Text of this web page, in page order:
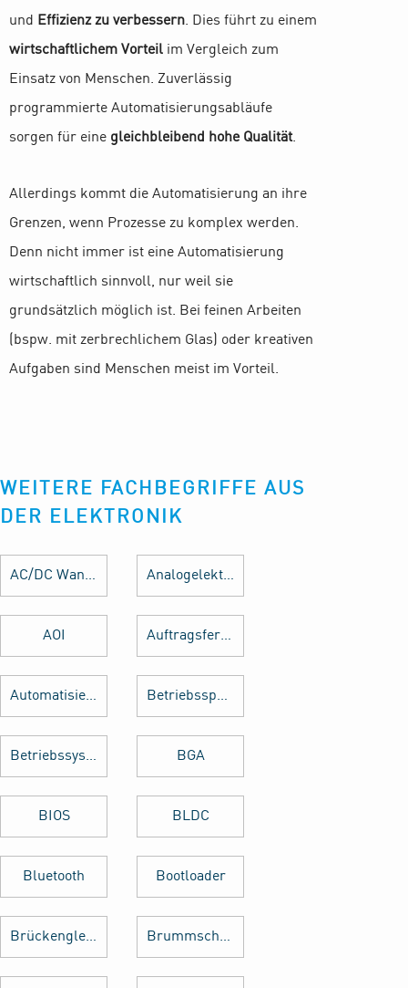
und Effizienz zu verbessern. Dies führt zu einem
wirtschaftlichem Vorteil im Vergleich zum
Einsatz von Menschen. Zuverlässig
programmierte Automatisierungsabläufe
sorgen für eine gleichbleibend hohe Qualität.
Allerdings kommt die Automatisierung an ihre
Grenzen, wenn Prozesse zu komplex werden.
Denn nicht immer ist eine Automatisierung
wirtschaftlich sinnvoll, nur weil sie
grundsätzlich möglich ist. Bei feinen Arbeiten
(bspw. mit zerbrechlichem Glas) oder kreativen
Aufgaben sind Menschen meist im Vorteil.
WEITERE FACHBEGRIFFE AUS
DER ELEKTRONIK
AC/DC Wandler Analogelektronik
AOI Auftragsfertigung
Automatisierung Betriebsspannung
Betriebssystem BGA
BIOS BLDC
Bluetooth Bootloader
Brückengleichrichter Brummschleifen